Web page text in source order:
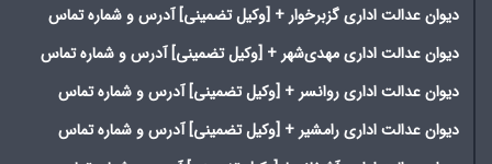
دیوان عدالت اداری گزبرخوار + [وکیل تضمینی] آدرس و شماره تماس
دیوان عدالت اداری مهدی‌شهر + [وکیل تضمینی] آدرس و شماره تماس
دیوان عدالت اداری روانسر + [وکیل تضمینی] آدرس و شماره تماس
دیوان عدالت اداری رامشیر + [وکیل تضمینی] آدرس و شماره تماس